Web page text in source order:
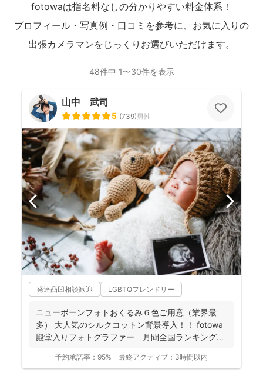
fotowaは指名料なしの分かりやすい料金体系！
プロフィール・写真例・口コミを参考に、お気に入りの
出張カメラマンをじっくりお選びいただけます。
48件中 1〜30件を表示
山中 武司
5 (739)男性
発達凸凹相談歓迎 LGBTQフレンドリー
ニューボーンフォトおくるみ６色ご用意（業界最
多） 大人気のシルクコットン背景導入！！ fotowa
殿堂入りフォトグラファー 月間全国ランキング１
予約承諾率： 95% 最終アクティブ： 3時間以内